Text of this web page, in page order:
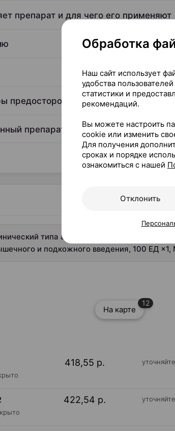
препарат и для чего его применяют
предосторожности
препарат
Читать полностью
типа а в комплексе с
и подкожного введения, 100 ЕД ×1,
На карте
12
418,55 р. уточняйте
422,54 р. уточняйте
Обработка
Наш сайт использует
удобства
статистики и
рекомендаций.
Вы можете настроить
cookie или изменить
Для получения
сроках и порядке
ознакомиться с нашей
Отклонить